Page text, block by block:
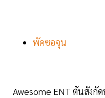
พัคซอจุน
Awesome ENT ต้นสังกั